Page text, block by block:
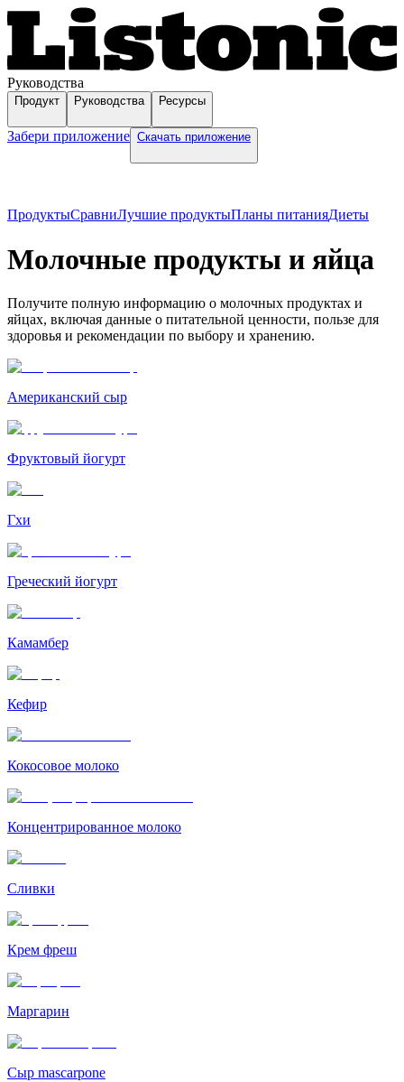
Руководства
Продукт Руководства Ресурсы
Забери приложение Скачать приложение
ПродуктыСравниЛучшие продуктыПланы питанияДиеты
Молочные продукты и яйца
Получите полную информацию о молочных продуктах и
яйцах, включая данные о питательной ценности, пользе для
здоровья и рекомендации по выбору и хранению.
Американский сыр
Фруктовый йогурт
Гхи
Греческий йогурт
Камамбер
Кефир
Кокосовое молоко
Концентрированное молоко
Сливки
Крем фреш
Маргарин
Сыр mascarpone